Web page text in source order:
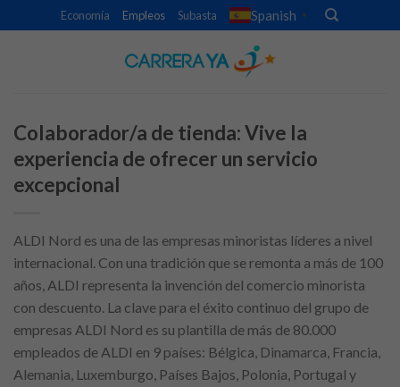
to
Economía Empleos Subasta Spanish ▼
Colaborador/a de tienda: Vive la
experiencia de ofrecer un servicio
excepcional
ALDI Nord es una de las empresas minoristas líderes a nivel
internacional. Con una tradición que se remonta a más de 100
años, ALDI representa la invención del comercio minorista
con descuento. La clave para el éxito continuo del grupo de
empresas ALDI Nord es su plantilla de más de 80.000
empleados de ALDI en 9 países: Bélgica, Dinamarca, Francia,
Alemania, Luxemburgo, Países Bajos, Polonia, Portugal y